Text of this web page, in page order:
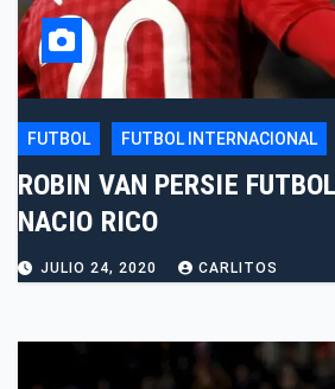
FUTBOL FUTBOL INTERNACIONAL
ROBIN VAN PERSIE
NACIO RICO
JULIO 24, 2020 CARLITOS